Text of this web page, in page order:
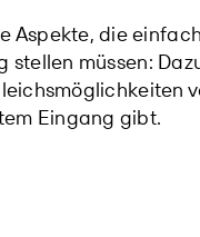
Aspekte, die
stellen müssen:
Eingang gibt.